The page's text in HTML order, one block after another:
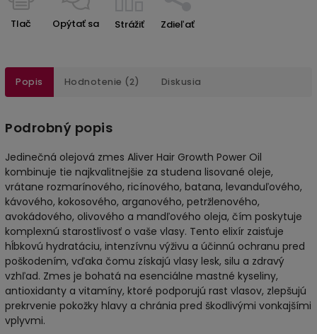
Tlač Opýtať sa Strážiť Zdieľať
Popis Hodnotenie (2) Diskusia
Podrobný popis
Jedinečná olejová zmes Aliver Hair Growth Power Oil
kombinuje tie najkvalitnejšie za studena lisované oleje,
vrátane rozmarínového, ricínového, batana, levanduľového,
kávového, kokosového, arganového, petržlenového,
avokádového, olivového a mandľového oleja, čím poskytuje
komplexnú starostlivosť o vaše vlasy. Tento elixír zaisťuje
hĺbkovú hydratáciu, intenzívnu výživu a účinnú ochranu pred
poškodením, vďaka čomu získajú vlasy lesk, silu a zdravý
vzhľad. Zmes je bohatá na esenciálne mastné kyseliny,
antioxidanty a vitamíny, ktoré podporujú rast vlasov, zlepšujú
prekrvenie pokožky hlavy a chránia pred škodlivými vonkajšími
vplyvmi.